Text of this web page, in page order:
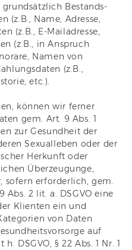
Bestands-
(z.B., Name, Adresse,
(z.B., E-Mailadresse,
(z.B., in Anspruch
Namen von
(z.B.,
etc.).
können wir ferner
gem. Art. 9 Abs. 1
zur Gesundheit der
Sexualleben oder der
Herkunft oder
Überzeugunge,
sofern erforderlich, gem.
Abs. 2 lit. a. DSGVO eine
Klienten ein und
von Daten
auf
DSGVO, § 22 Abs. 1 Nr. 1